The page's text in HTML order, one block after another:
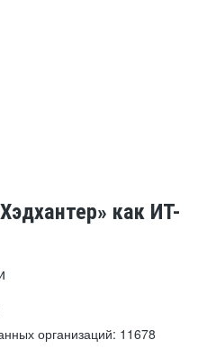
как ИТ-
организаций: 11678